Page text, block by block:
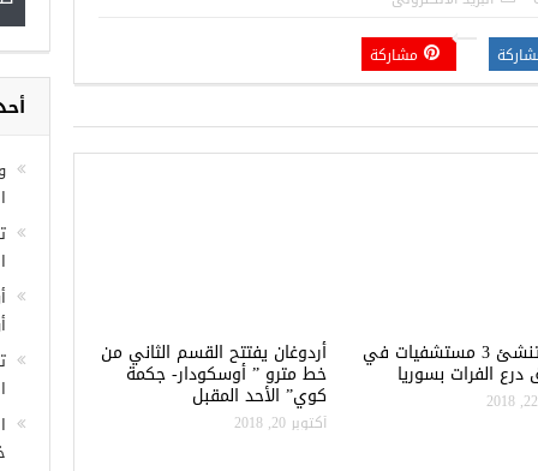
مشاركة
تركيا تنشئ 3 مستشفيات في
الفرات بسوريا
أردوغان يفتتح القسم الثاني من
خط مترو ” أوسكودار- جكمة
كوي” الأحد المقبل
أكتوبر 20, 2018
غازي عنتاب